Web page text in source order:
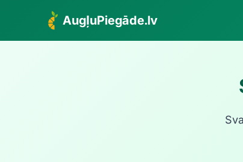
AugļuPiegāde.lv